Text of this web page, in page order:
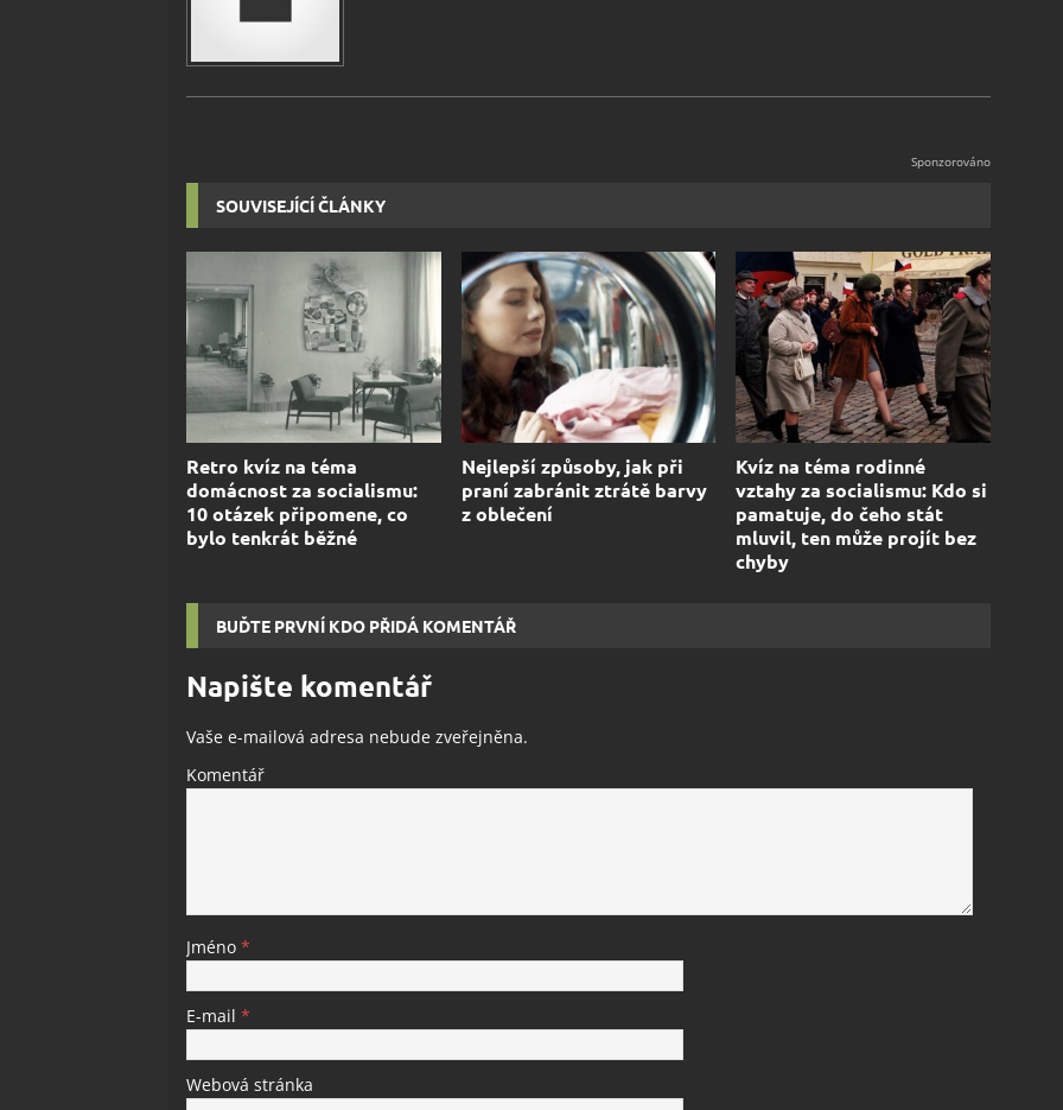
SOUVISEJÍCÍ ČLÁNKY
Retro kvíz na téma
domácnost za socialismu:
10 otázek připomene, co
bylo tenkrát běžné
Nejlepší způsoby, jak při
praní zabránit ztrátě barvy
z oblečení
Kvíz na téma rodinné
vztahy za socialismu: Kdo si
pamatuje, do čeho stát
mluvil, ten může projít bez
chyby
BUĎTE PRVNÍ KDO PŘIDÁ KOMENTÁŘ
Napište komentář
Vaše e-mailová adresa nebude zveřejněna.
Komentář
Jméno *
E-mail *
Webová stránka